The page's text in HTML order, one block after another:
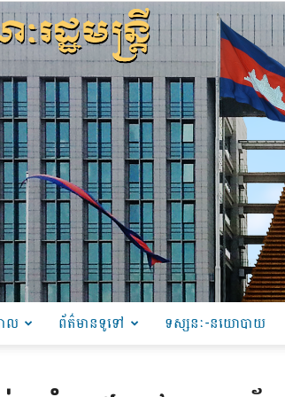
ាល ព័ត៌មានទូទៅ ទស្សនៈ-នយោបាយ